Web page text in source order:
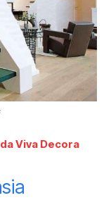
Viva Decora